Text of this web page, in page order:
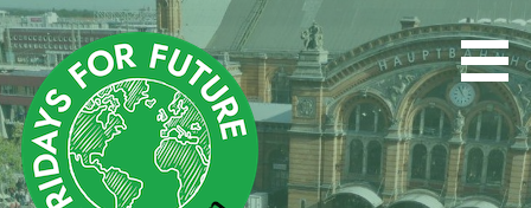
Zum
Inhalt
springen